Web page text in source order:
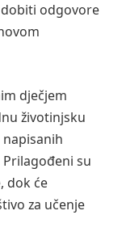
odgovore
dječjem
životinjsku
su
dok će
za učenje